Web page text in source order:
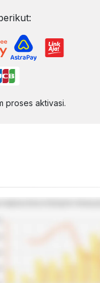
proses aktivasi.